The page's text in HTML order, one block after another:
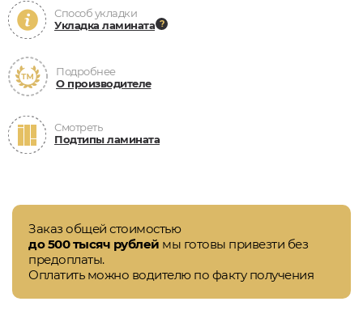
Способ укладки
Укладка ламината
Подробнее
О производителе
Смотреть
Подтипы ламината
Заказ общей стоимостью
до 500 тысяч рублей мы готовы привезти без
предоплаты.
Оплатить можно водителю по факту получения